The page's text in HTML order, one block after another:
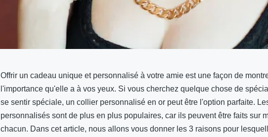
Offrir un cadeau unique et personnalisé à votre amie est une façon de
l'importance qu'elle a à vos yeux. Si vous cherchez quelque chose de
se sentir spéciale, un collier personnalisé en or peut être l'option parfaite.
personnalisés sont de plus en plus populaires, car ils peuvent être faits sur
chacun. Dans cet article, nous allons vous donner les 3 raisons pour